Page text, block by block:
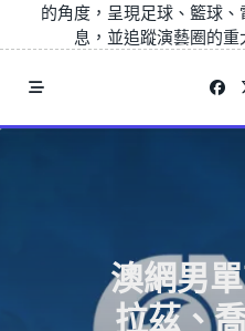
的角度，呈現足球、籃球
息，並追蹤演藝圈的
澳網男
拉茲、